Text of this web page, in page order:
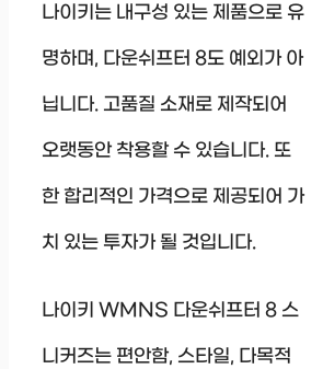
나이키는 내구성 있는 제품으로 유
명하며, 다운쉬프터 8도 예외가 아
닙니다. 고품질 소재로 제작되어
오랫동안 착용할 수 있습니다. 또
한 합리적인 가격으로 제공되어 가
치 있는 투자가 될 것입니다.
나이키 WMNS 다운쉬프터 8 스
니커즈는 편안함, 스타일, 다목적